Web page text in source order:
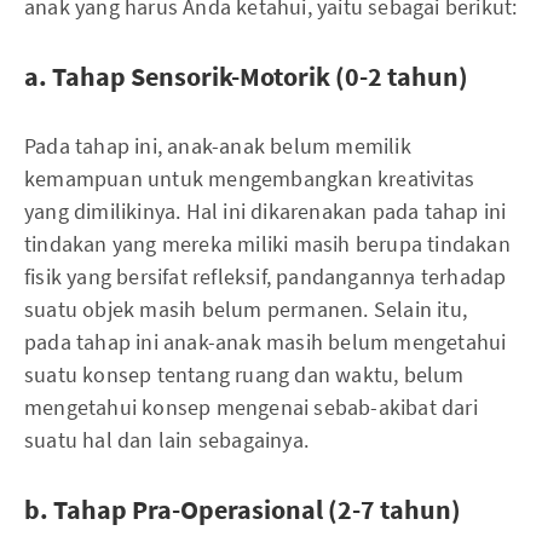
anak yang harus Anda ketahui, yaitu sebagai berikut:
a. Tahap Sensorik-Motorik (0-2 tahun)
Pada tahap ini, anak-anak belum memilik
kemampuan untuk mengembangkan kreativitas
yang dimilikinya. Hal ini dikarenakan pada tahap ini
tindakan yang mereka miliki masih berupa tindakan
fisik yang bersifat refleksif, pandangannya terhadap
suatu objek masih belum permanen. Selain itu,
pada tahap ini anak-anak masih belum mengetahui
suatu konsep tentang ruang dan waktu, belum
mengetahui konsep mengenai sebab-akibat dari
suatu hal dan lain sebagainya.
b. Tahap Pra-Operasional (2-7 tahun)